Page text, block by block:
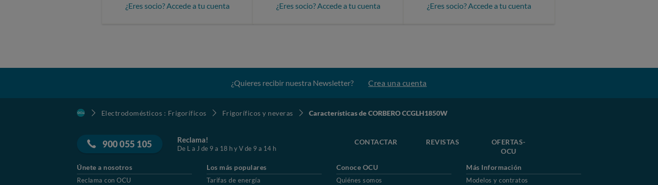
¿Eres socio? Accede a tu cuenta ¿Eres socio? Accede a tu cuenta ¿Eres socio? Accede a tu cuenta
¿Quieres recibir nuestra Newsletter? Crea una cuenta
Electrodomésticos : Frigoríficos Frigoríficos y neveras Características de CORBERO CCGLH1850W
900 055 105 Reclama!
De L a J de 9 a 18 h y V de 9 a 14 h
CONTACTAR REVISTAS
OFERTAS-
OCU
Únete a nosotros
Reclama con OCU
Los más populares
Tarifas de energía
Conoce OCU
Quiénes somos
Más Información
Modelos y contratos